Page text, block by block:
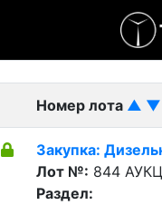
-
Номер лота ▲ ▼
Закупка:
Лот №: 844
Раздел: